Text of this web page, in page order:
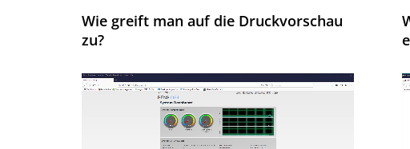
Wie greift man auf die Druckvorschau
zu?